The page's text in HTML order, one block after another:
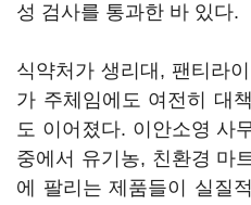
성 검사를 통과한 바 있다.
식약처가 생리대, 팬티라
가 주체임에도 여전히 대
도 이어졌다. 이안소영 사
중에서 유기농, 친환경 마
에 팔리는 제품들이 실질